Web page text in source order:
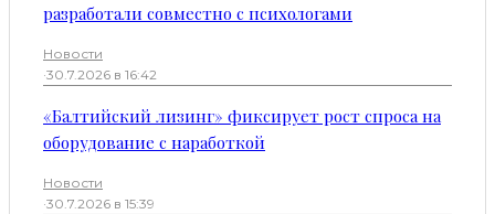
разработали совместно с психологами
Новости
·30.7.2026 в 16:42
«Балтийский лизинг» фиксирует рост спроса на
оборудование с наработкой
Новости
·30.7.2026 в 15:39